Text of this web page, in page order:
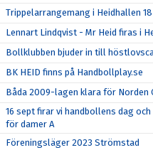
Trippelarrangemang i Heidhallen
Lennart Lindqvist - Mr Heid firas i
Bollklubben bjuder in till
BK HEID finns på Handbollplay.se
Båda 2009-lagen klara för Norden
16 sept firar vi handbollens dag
för damer A
Föreningsläger 2023 Strömstad